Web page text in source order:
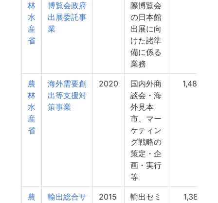
林
水
産
省
博覧会政府
出展委託事
業
際博覧会
の日本館
出展に向
けた諸準
備に係る
業務
農
林
水
産
省
海外需要創
出等支援対
策事業
2020
国内外商
談会・海
外見本
市、マー
ケティン
グ戦略の
策定・企
画・実行
等
1,487
農
輸出総合サ
2015
輸出セミ
1,381